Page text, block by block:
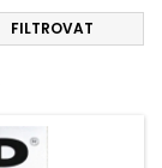
FILTROVAT